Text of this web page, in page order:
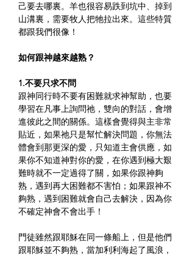
己要去哪裏。羊也很容易跌到坑中、掉到
山溝裏，需要牧人把牠拉出來。這些特質
都跟我們很像！
如何跟神越來越熟？
1.不要只求不問
跟神同行時不要有困難就求神幫助，也要
學習在凡事上詢問祂，雙向的對話，會增
進彼此之間的關係。這樣會覺得與主非常
貼近，如果祂只是幫忙解決問題，你無法
體會到那更深的愛，只知道主會供應，如
果你不知道神對你的愛，在你遇到極大艱
難時就不一定過得了關，如果你跟神夠
熟，遇到再大困難都不害怕；如果跟神不
夠熟，遇到困難就會自己去解決，因為你
不確定神會不會出手！
門徒雖然跟耶穌在同一條船上，但是他們
跟耶穌並不夠熟，當加利利海起了風浪，